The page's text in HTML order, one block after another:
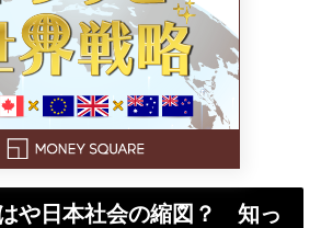
や日本社会の縮図？ 知っ